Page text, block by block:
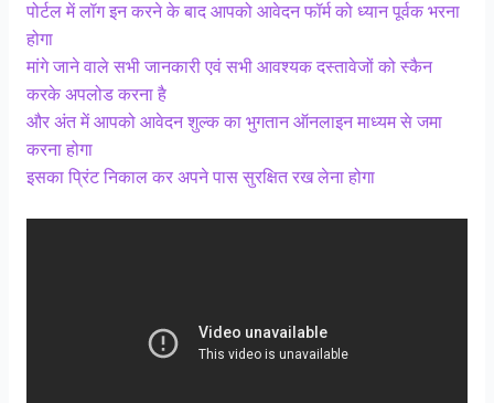
पोर्टल में लॉग इन करने के बाद आपको आवेदन फॉर्म को ध्यान पूर्वक भरना
होगा
मांगे जाने वाले सभी जानकारी एवं सभी आवश्यक दस्तावेजों को स्कैन
करके अपलोड करना है
और अंत में आपको आवेदन शुल्क का भुगतान ऑनलाइन माध्यम से जमा
करना होगा
इसका प्रिंट निकाल कर अपने पास सुरक्षित रख लेना होगा